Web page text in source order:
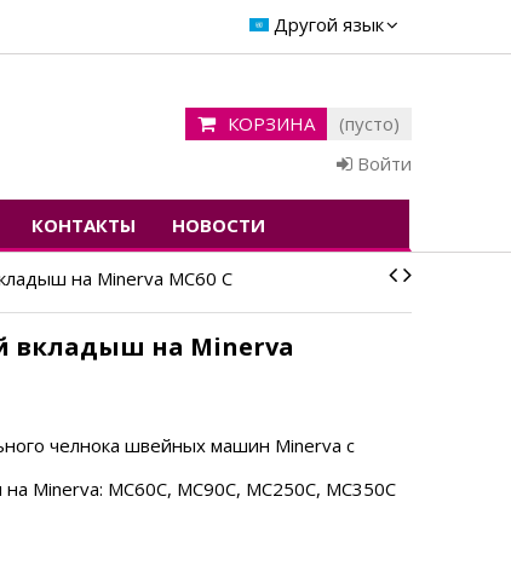
Другой язык
КОРЗИНА
(пусто)
Войти
КОНТАКТЫ НОВОСТИ
на Minerva MC60 C
вкладыш на Minerva
челнока швейных машин Minerva с
на Minerva: MC60C, MC90C, MC250C, MC350C